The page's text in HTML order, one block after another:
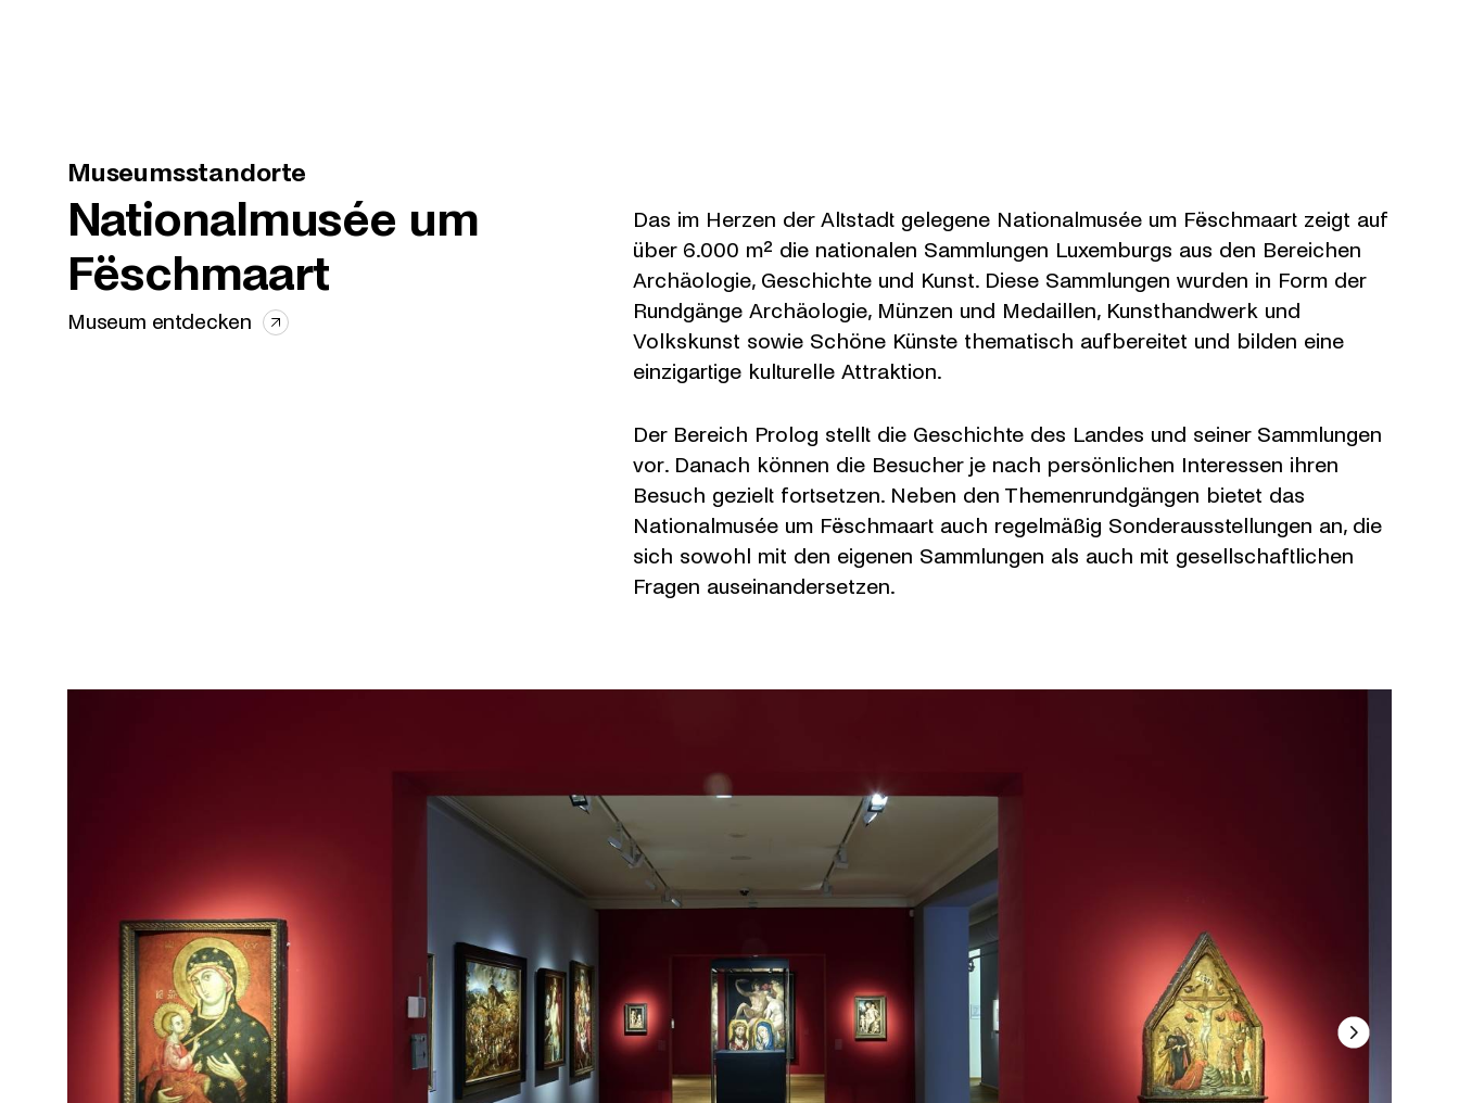
Museumsstandorte
Nationalmusée um
Fëschmaart
Museum entdecken
Das im Herzen der Altstadt gelegene Nationalmusée um Fëschmaart zeigt auf
über 6.000 m² die nationalen Sammlungen Luxemburgs aus den Bereichen
Archäologie, Geschichte und Kunst. Diese Sammlungen wurden in Form der
Rundgänge Archäologie, Münzen und Medaillen, Kunsthandwerk und
Volkskunst sowie Schöne Künste thematisch aufbereitet und bilden eine
einzigartige kulturelle Attraktion.
Der Bereich Prolog stellt die Geschichte des Landes und seiner Sammlungen
vor. Danach können die Besucher je nach persönlichen Interessen ihren
Besuch gezielt fortsetzen. Neben den Themenrundgängen bietet das
Nationalmusée um Fëschmaart auch regelmäßig Sonderausstellungen an, die
sich sowohl mit den eigenen Sammlungen als auch mit gesellschaftlichen
Fragen auseinandersetzen.
Nächste Folie